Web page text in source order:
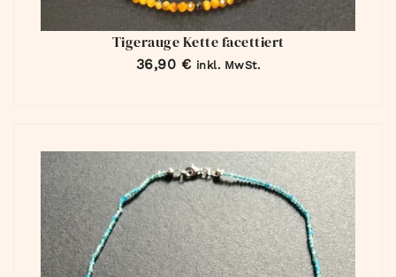
Tigerauge Kette facettiert
36,90 € inkl. MwSt.